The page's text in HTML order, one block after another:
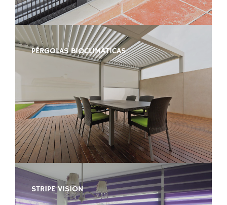
PÉRGOLAS BIOCLIMÁTICAS
STRIPE VISION